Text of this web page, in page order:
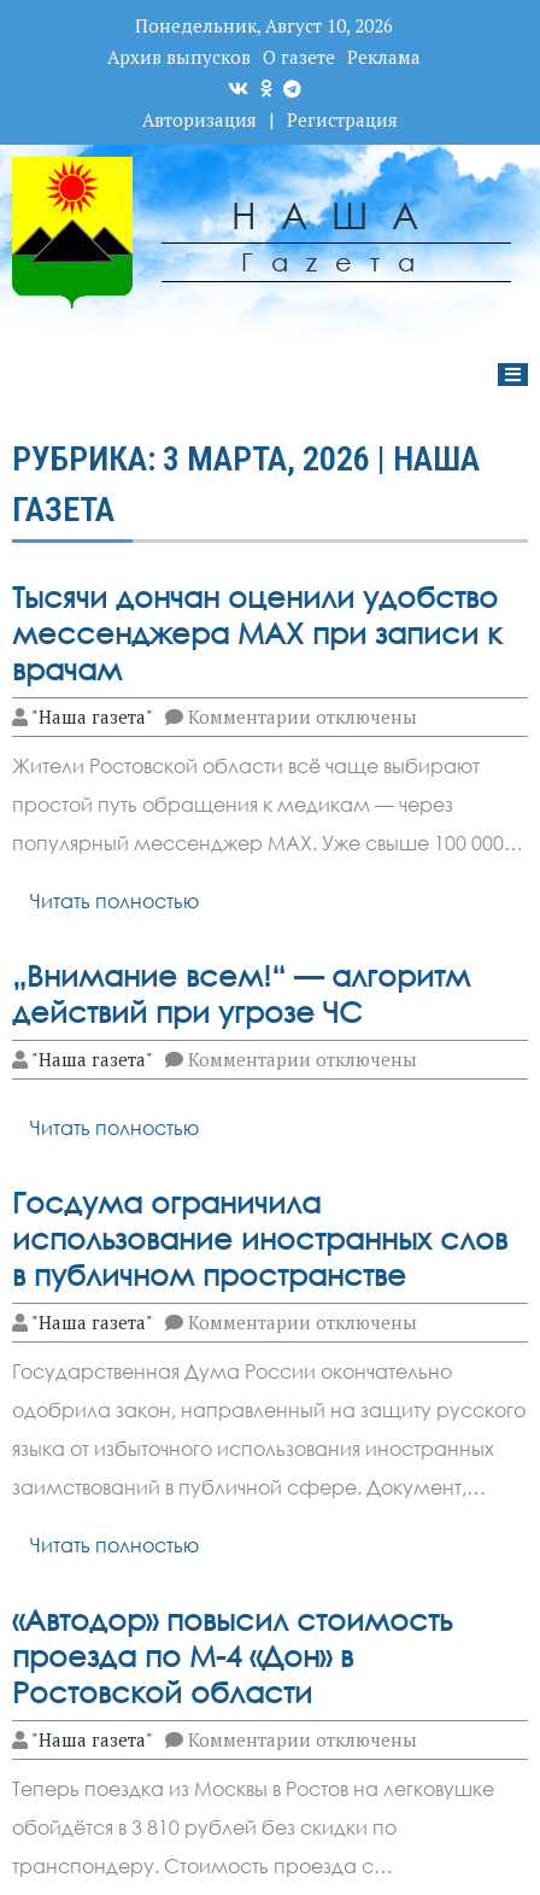
Понедельник, Август 10, 2026
Архив выпусков О газете Реклама
Авторизация | Регистрация
НАША
Гаzета
РУБРИКА: 3 МАРТА, 2026 | НАША
ГАЗЕТА
Тысячи дончан оценили удобство
мессенджера МАХ при записи к
врачам
"Наша газета" Комментарии к
записи
Тысячи
дончан
оценили
удобство
мессенджера
МАХ
отключены
Жители Ростовской области всё чаще выбирают
простой путь обращения к медикам — через
популярный мессенджер MAX. Уже свыше 100 000…
Читать полностью
„Внимание всем!“ — алгоритм
действий при угрозе ЧС
"Наша газета" Комментарии к
записи
при
угрозе
ЧС
отключены
Читать полностью
Госдума ограничила
использование иностранных слов
в публичном пространстве
"Наша газета" Комментарии к
записи
ограничила
использование
иностранных
слов
в
публичном
пространстве
отключены
Государственная Дума России окончательно
одобрила закон, направленный на защиту русского
языка от избыточного использования иностранных
заимствований в публичной сфере. Документ,…
Читать полностью
«Автодор» повысил стоимость
проезда по М-4 «Дон» в
Ростовской области
"Наша газета" Комментарии к
записи
повысил
стоимость
проезда
по
М-4
отключены
Теперь поездка из Москвы в Ростов на легковушке
обойдётся в 3 810 рублей без скидки по
транспондеру. Стоимость проезда с…